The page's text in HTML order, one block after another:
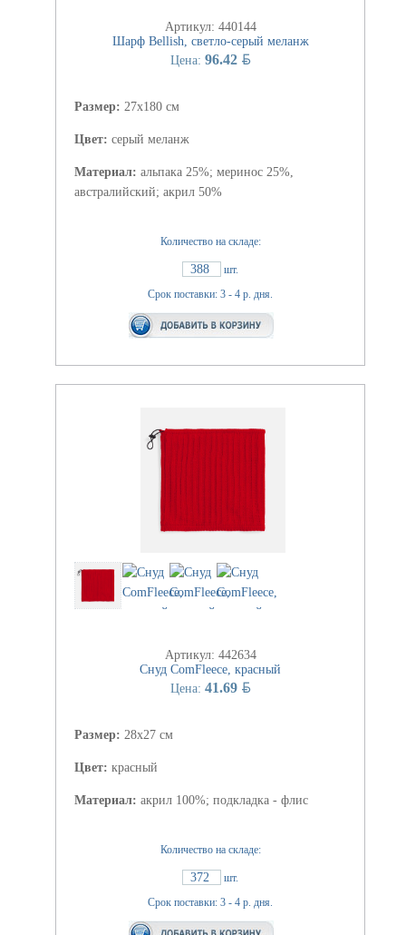
Артикул: 440144
Шарф Bellish, светло-серый меланж
Цена: 96.42 BYN
Размер: 27x180 см
Цвет: серый меланж
Материал: альпака 25%; меринос 25%,
австралийский; акрил 50%
Количество на складе:
388
шт.
Срок поставки: 3 - 4 р. дня.
Артикул: 442634
Снуд ComFleece, красный
Цена: 41.69 BYN
Размер: 28х27 см
Цвет: красный
Материал: акрил 100%; подкладка - флис
Количество на складе:
372
шт.
Срок поставки: 3 - 4 р. дня.